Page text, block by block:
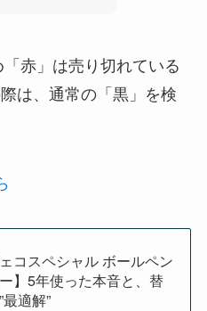
赤」は売り切れている
は、通常の「黒」を検
ェコスペシャル ボールペン
】5年使った本音と、替
最適解”